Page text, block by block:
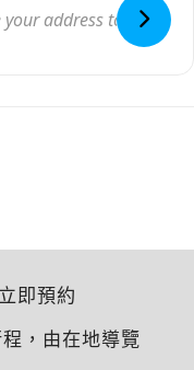
即預約
，由在地導覽